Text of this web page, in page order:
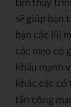
sẽ giúp bạn
bạn các lỗi
các mẹo có
khẩu mạnh
khác các có
tấn công